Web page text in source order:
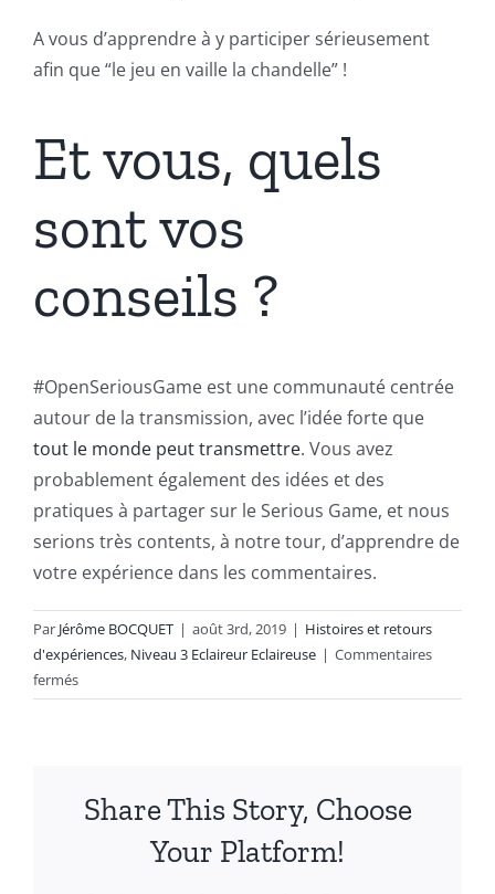
A vous d’apprendre à y participer sérieusement
afin que “le jeu en vaille la chandelle” !
Et vous, quels
sont vos
conseils ?
#OpenSeriousGame est une communauté centrée
autour de la transmission, avec l’idée forte que
tout le monde peut transmettre. Vous avez
probablement également des idées et des
pratiques à partager sur le Serious Game, et nous
serions très contents, à notre tour, d’apprendre de
votre expérience dans les commentaires.
Par Jérôme BOCQUET | août 3rd, 2019 | Histoires et retours
d'expériences, Niveau 3 Eclaireur Eclaireuse | Commentaires
ferméssur
7
de
Share This Story, Choose
Your Platform!